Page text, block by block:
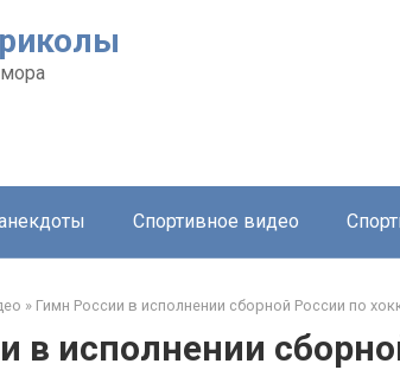
Спортивное видео
» Гимн России в исполнении сборной России по
в исполнении